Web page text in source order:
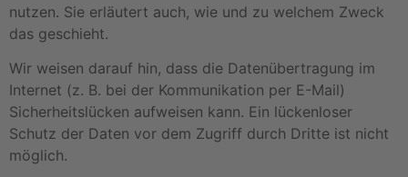
nutzen. Sie erläutert auch, wie und zu welchem Zweck
das geschieht.
Wir weisen darauf hin, dass die Datenübertragung im
Internet (z. B. bei der Kommunikation per E-Mail)
Sicherheitslücken aufweisen kann. Ein lückenloser
Schutz der Daten vor dem Zugriff durch Dritte ist nicht
möglich.